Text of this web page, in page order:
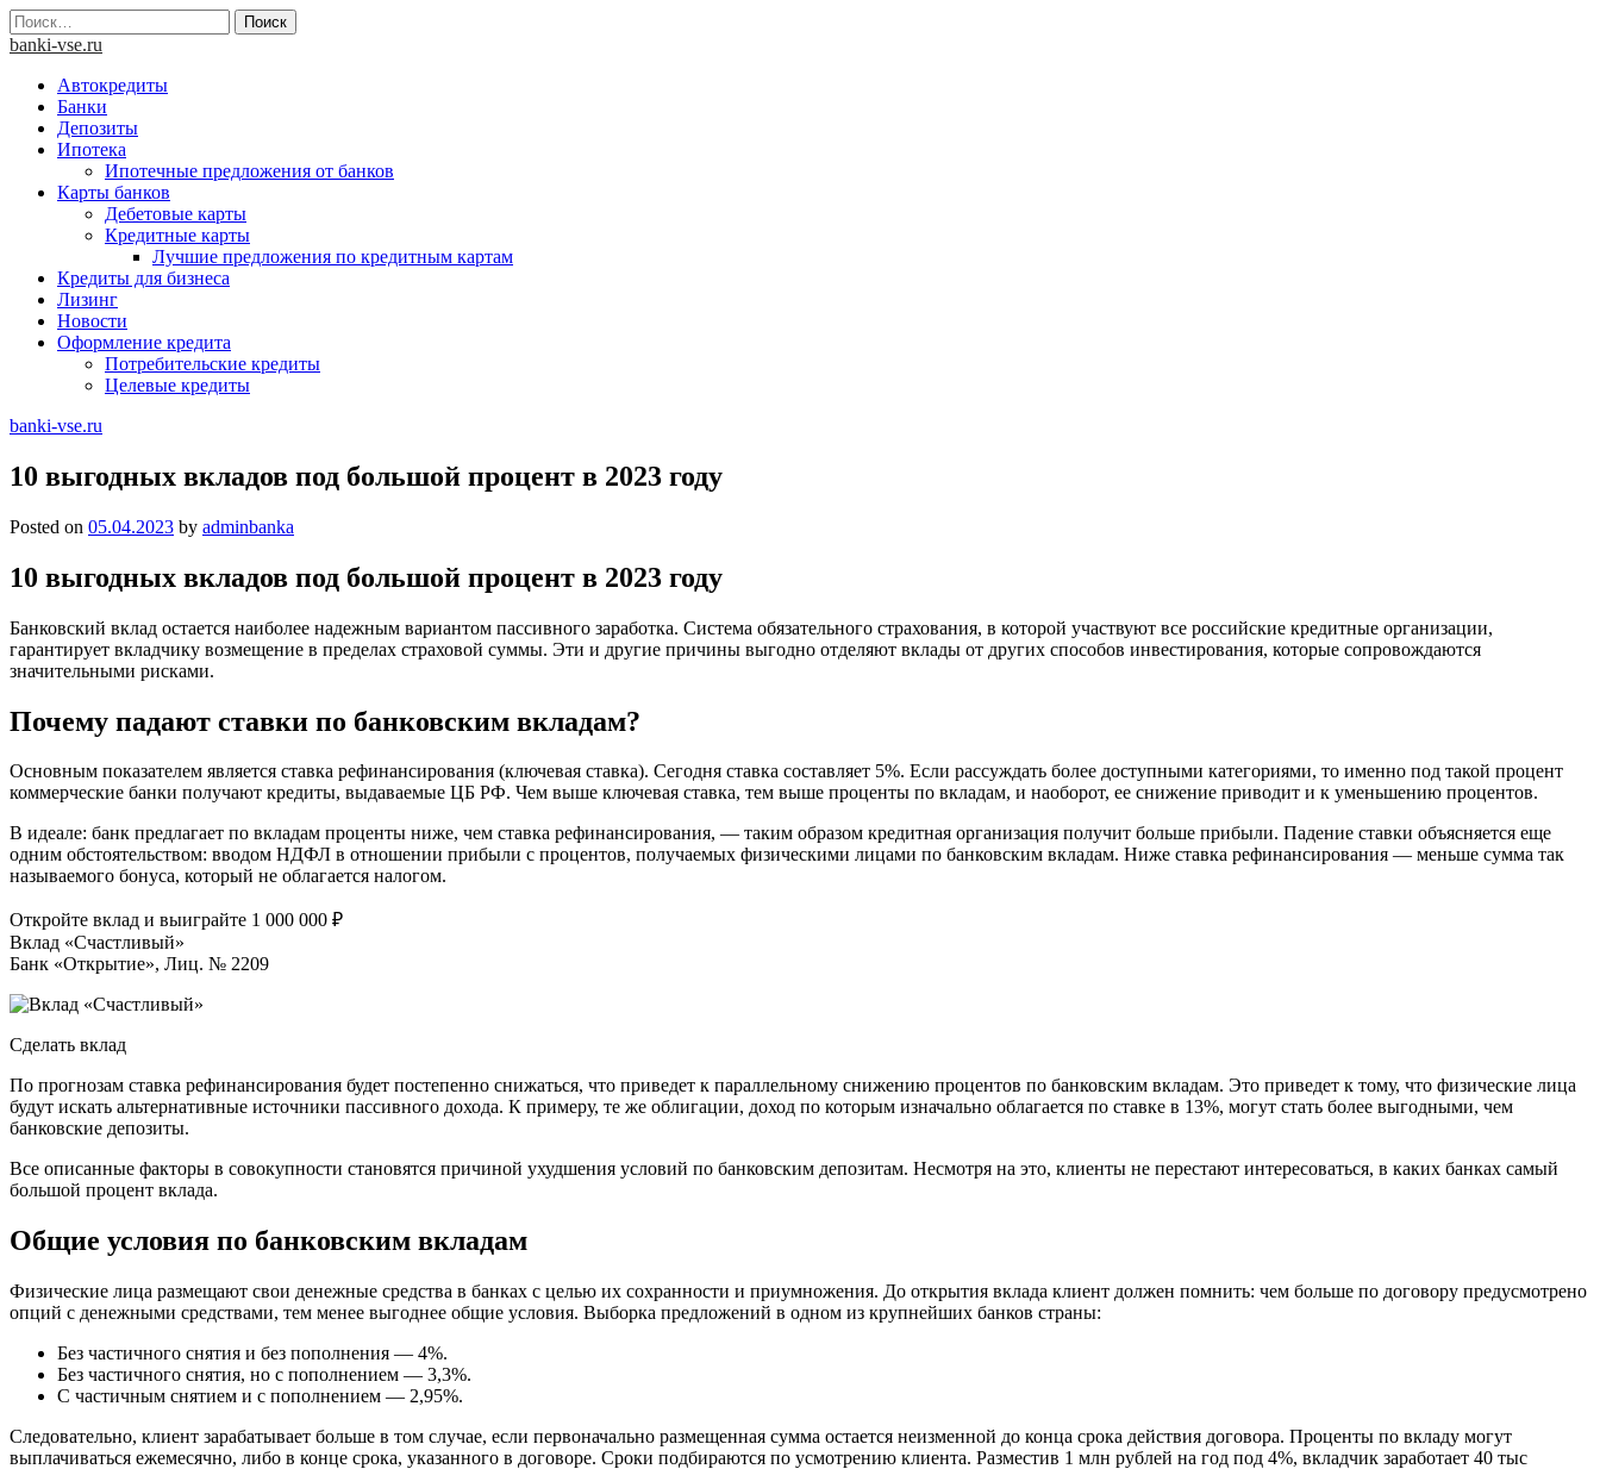
Skip
to
Найти:
banki-vse.ru
Автокредиты
Банки
Депозиты
Ипотека
Ипотечные предложения от банков
Карты банков
Дебетовые карты
Кредитные карты
Лучшие предложения по кредитным картам
Кредиты для бизнеса
Лизинг
Новости
Оформление кредита
Потребительские кредиты
Целевые кредиты
banki-vse.ru
10 выгодных вкладов под большой процент в 2023 году
Posted on 05.04.2023 by adminbanka
10 выгодных вкладов под большой процент в 2023 году
Банковский вклад остается наиболее надежным вариантом пассивного заработка. Система обязательного страхования, в которой участвуют все российские кредитные организации,
гарантирует вкладчику возмещение в пределах страховой суммы. Эти и другие причины выгодно отделяют вклады от других способов инвестирования, которые сопровождаются
значительными рисками.
Почему падают ставки по банковским вкладам?
Основным показателем является ставка рефинансирования (ключевая ставка). Сегодня ставка составляет 5%. Если рассуждать более доступными категориями, то именно под такой процент
коммерческие банки получают кредиты, выдаваемые ЦБ РФ. Чем выше ключевая ставка, тем выше проценты по вкладам, и наоборот, ее снижение приводит и к уменьшению процентов.
В идеале: банк предлагает по вкладам проценты ниже, чем ставка рефинансирования, — таким образом кредитная организация получит больше прибыли. Падение ставки объясняется еще
одним обстоятельством: вводом НДФЛ в отношении прибыли с процентов, получаемых физическими лицами по банковским вкладам. Ниже ставка рефинансирования — меньше сумма так
называемого бонуса, который не облагается налогом.
Откройте вклад и выиграйте 1 000 000 ₽
Вклад «Счастливый»
Банк «Открытие», Лиц. № 2209
Сделать вклад
По прогнозам ставка рефинансирования будет постепенно снижаться, что приведет к параллельному снижению процентов по банковским вкладам. Это приведет к тому, что физические лица
будут искать альтернативные источники пассивного дохода. К примеру, те же облигации, доход по которым изначально облагается по ставке в 13%, могут стать более выгодными, чем
банковские депозиты.
Все описанные факторы в совокупности становятся причиной ухудшения условий по банковским депозитам. Несмотря на это, клиенты не перестают интересоваться, в каких банках самый
большой процент вклада.
Общие условия по банковским вкладам
Физические лица размещают свои денежные средства в банках с целью их сохранности и приумножения. До открытия вклада клиент должен помнить: чем больше по договору предусмотрено
опций с денежными средствами, тем менее выгоднее общие условия. Выборка предложений в одном из крупнейших банков страны:
Без частичного снятия и без пополнения — 4%.
Без частичного снятия, но с пополнением — 3,3%.
С частичным снятием и с пополнением — 2,95%.
Следовательно, клиент зарабатывает больше в том случае, если первоначально размещенная сумма остается неизменной до конца срока действия договора. Проценты по вкладу могут
выплачиваться ежемесячно, либо в конце срока, указанного в договоре. Сроки подбираются по усмотрению клиента. Разместив 1 млн рублей на год под 4%, вкладчик заработает 40 тыс